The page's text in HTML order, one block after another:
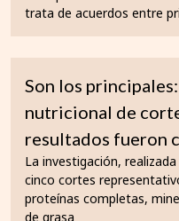
trata de acuerdos entre
Son los
nutricional de
resultados fueron
La investigación,
cinco cortes
proteínas completas,
de grasa